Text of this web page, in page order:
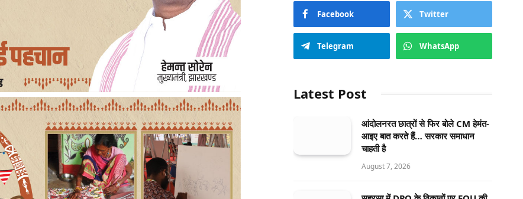
Facebook Twitter
Telegram WhatsApp
Latest Post
आंदोलनरत छात्रों से फिर बोले CM हेमंत-
आइए बात करते हैं… सरकार समाधान
चाहती है
August 7, 2026